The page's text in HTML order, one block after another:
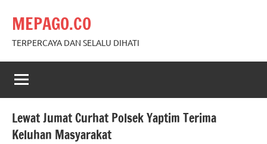
content
MEPAGO.CO
TERPERCAYA DAN SELALU DIHATI
Lewat Jumat Curhat Polsek Yaptim Terima
Keluhan Masyarakat